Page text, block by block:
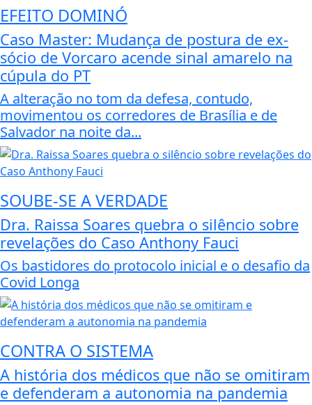
EFEITO DOMINÓ
Caso Master: Mudança de postura de ex-
sócio de Vorcaro acende sinal amarelo na
cúpula do PT
A alteração no tom da defesa, contudo,
movimentou os corredores de Brasília e de
Salvador na noite da...
SOUBE-SE A VERDADE
Dra. Raissa Soares quebra o silêncio sobre
revelações do Caso Anthony Fauci
Os bastidores do protocolo inicial e o desafio da
Covid Longa
CONTRA O SISTEMA
A história dos médicos que não se omitiram
e defenderam a autonomia na pandemia